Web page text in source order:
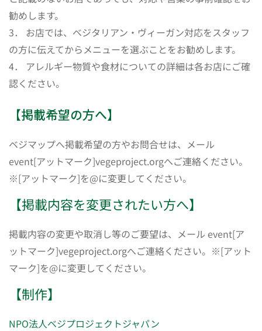
勧めします。
3． お店では、ベジタリアン・ヴィーガン対応をスタッフ
の方に伝えてからメニューを選ぶことをお勧めします。
4． アレルギー物質や食材についての詳細は各お店にご確
認ください。
【掲載希望の方へ】
ベジマップへ掲載希望の方やお問合せは、メール
event[アットマーク]vegeproject.orgへご連絡ください。
※[アットマーク]を@に変更してください。
【掲載内容を変更されたい方へ】
掲載内容の変更や取消し等のご要望は、メール event[ア
ットマーク]vegeproject.orgへご連絡ください。※[アット
マーク]を@に変更してください。
【制作】
NPO法人ベジプロジェクトジャパン